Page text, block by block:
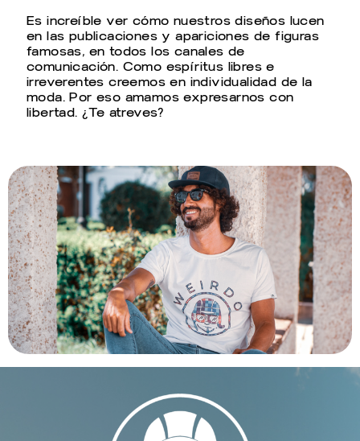
Es increíble ver cómo nuestros diseños lucen
en las publicaciones y apariciones de figuras
famosas, en todos los canales de
comunicación. Como espíritus libres e
irreverentes creemos en individualidad de la
moda. Por eso amamos expresarnos con
libertad. ¿Te atreves?